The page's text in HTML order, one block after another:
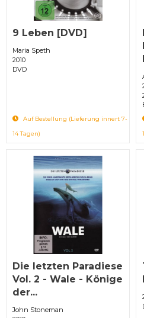
9 Leben [DVD]
Maria Speth
2010
DVD
Auf Bestellung (Lieferung innert 7-
14 Tagen)
Die letzten Paradiese
Vol. 2 - Wale - Könige
der...
John Stoneman